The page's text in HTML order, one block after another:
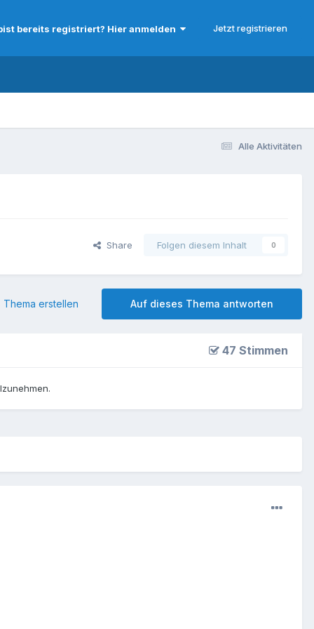
bereits registriert? Hier anmelden Jetzt registrieren
Alle Aktivitäten
Share Folgen diesem Inhalt 0
Auf dieses Thema antworten
Thema erstellen
47 Stimmen